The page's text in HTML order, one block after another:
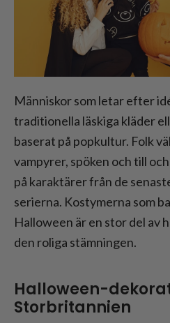
Människor som letar efter
traditionella läskiga kläder
baserat på popkultur. Folk
vampyrer, spöken och till
på karaktärer från de
serierna. Kostymerna som
Halloween är en stor del av
den roliga stämningen.
Halloween-
Storbritannien